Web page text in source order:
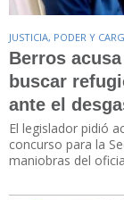
JUSTICIA, PODER Y
Berros
buscar
ante el
El legislador pidió
concurso para la
maniobras del